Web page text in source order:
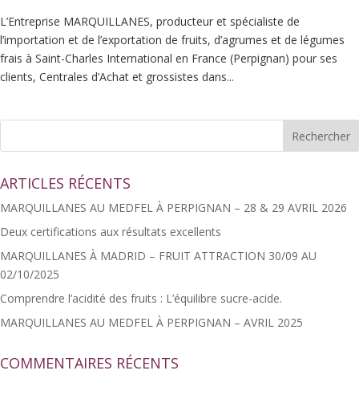
L’Entreprise MARQUILLANES, producteur et spécialiste de
l’importation et de l’exportation de fruits, d’agrumes et de légumes
frais à Saint-Charles International en France (Perpignan) pour ses
clients, Centrales d’Achat et grossistes dans...
ARTICLES RÉCENTS
MARQUILLANES AU MEDFEL À PERPIGNAN – 28 & 29 AVRIL 2026
Deux certifications aux résultats excellents
MARQUILLANES À MADRID – FRUIT ATTRACTION 30/09 AU
02/10/2025
Comprendre l’acidité des fruits : L’équilibre sucre-acide.
MARQUILLANES AU MEDFEL À PERPIGNAN – AVRIL 2025
COMMENTAIRES RÉCENTS